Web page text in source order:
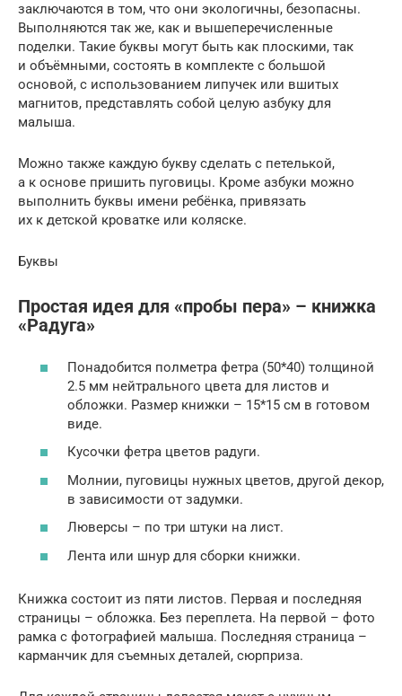
заключаются в том, что они экологичны, безопасны.
Выполняются так же, как и вышеперечисленные
поделки. Такие буквы могут быть как плоскими, так
и объёмными, состоять в комплекте с большой
основой, с использованием липучек или вшитых
магнитов, представлять собой целую азбуку для
малыша.
Можно также каждую букву сделать с петелькой,
а к основе пришить пуговицы. Кроме азбуки можно
выполнить буквы имени ребёнка, привязать
их к детской кроватке или коляске.
Буквы
Простая идея для «пробы пера» – книжка
«Радуга»
Понадобится полметра фетра (50*40) толщиной
2.5 мм нейтрального цвета для листов и
обложки. Размер книжки – 15*15 см в готовом
виде.
Кусочки фетра цветов радуги.
Молнии, пуговицы нужных цветов, другой декор,
в зависимости от задумки.
Люверсы – по три штуки на лист.
Лента или шнур для сборки книжки.
Книжка состоит из пяти листов. Первая и последняя
страницы – обложка. Без переплета. На первой – фото
рамка с фотографией малыша. Последняя страница –
карманчик для съемных деталей, сюрприза.